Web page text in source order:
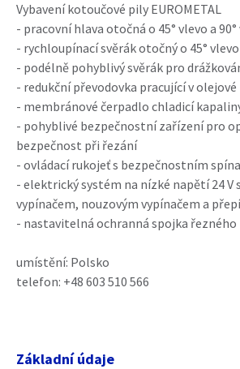
Vybavení kotoučové pily EUROMETAL
- pracovní hlava otočná o 45° vlevo a
- rychloupínací svěrák otočný o 45° vlevo
- podélně pohyblivý svěrák pro
- redukční převodovka pracující v
- membránové čerpadlo chladicí
- pohyblivé bezpečnostní zařízení pro
bezpečnost při řezání
- ovládací rukojeť s bezpečnostním
- elektrický systém na nízké napětí 24 V
vypínačem, nouzovým vypínačem a
- nastavitelná ochranná spojka řezného
umístění: Polsko
telefon: +48 603 510 566
Základní údaje